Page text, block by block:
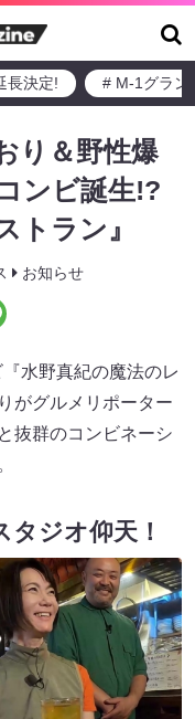
長決定! # M-1グラン
り＆野性爆
ンビ誕生!?
トラン』
お知らせ
水野真紀の魔法のレ
がグルメリポーター
抜群のコンビネーシ
ジオ仰天！